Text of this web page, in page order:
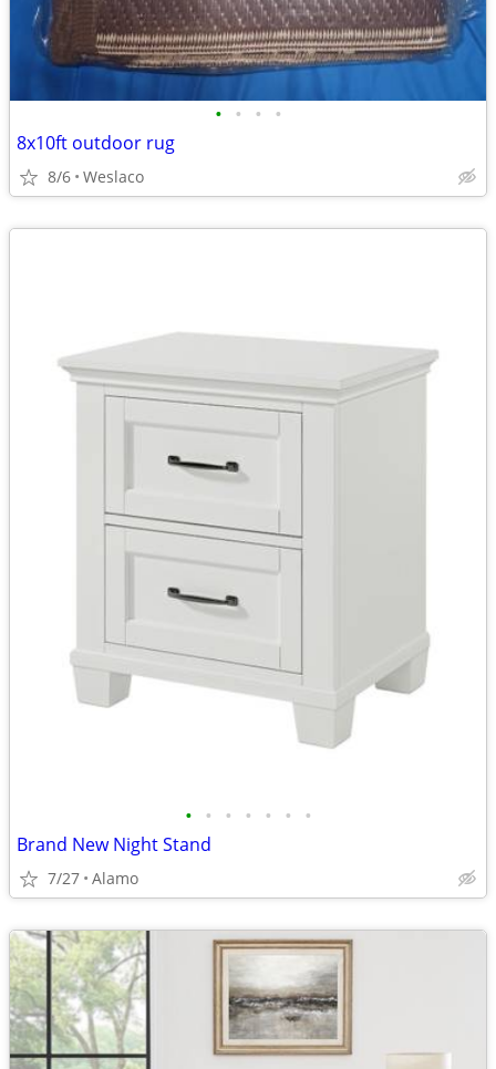
• • • •
8x10ft outdoor rug
8/6 Weslaco
• • • • • • •
Brand New Night Stand
7/27 Alamo